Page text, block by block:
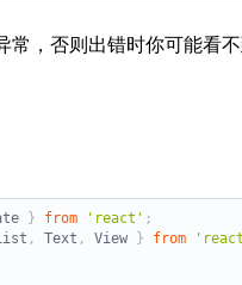
常，否则出错时你可能看